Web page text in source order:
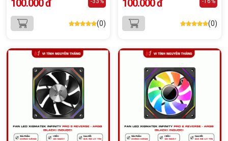
100.000 đ
(0)
100.000 đ
(0)